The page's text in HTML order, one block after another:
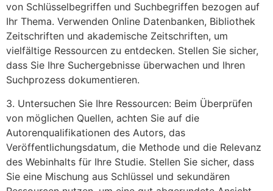
von Schlüsselbegriffen und Suchbegriffen bezogen auf
Ihr Thema. Verwenden Online Datenbanken, Bibliothek
Zeitschriften und akademische Zeitschriften, um
vielfältige Ressourcen zu entdecken. Stellen Sie sicher,
dass Sie Ihre Suchergebnisse überwachen und Ihren
Suchprozess dokumentieren.
3. Untersuchen Sie Ihre Ressourcen: Beim Überprüfen
von möglichen Quellen, achten Sie auf die
Autorenqualifikationen des Autors, das
Veröffentlichungsdatum, die Methode und die Relevanz
des Webinhalts für Ihre Studie. Stellen Sie sicher, dass
Sie eine Mischung aus Schlüssel und sekundären